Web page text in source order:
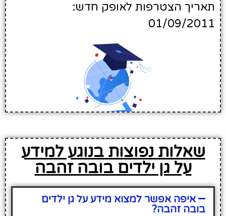
תאריך הצטרפות לאופק חדש:
01/09/2011
שאלות נפוצות בנוגע למידע
על גן ילדים בובה זהבה
איפה אפשר למצוא מידע על גן ילדים
בובה זהבה?